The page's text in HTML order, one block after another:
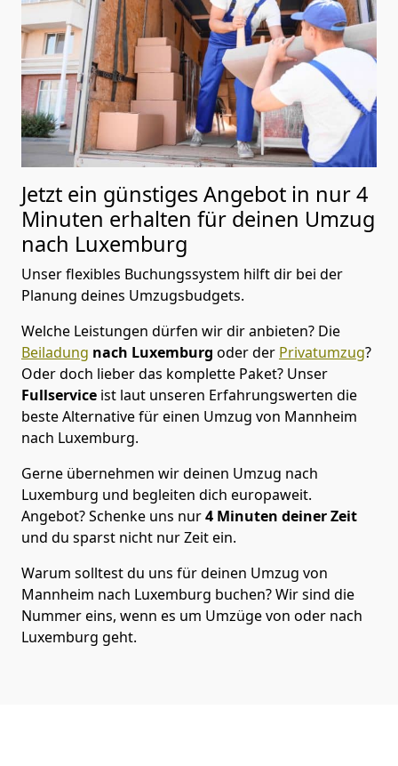
Jetzt ein günstiges Angebot in nur4
Minuten erhalten für deinen Umzug
nach Luxemburg
Unser flexibles Buchungssystem hilft dir bei der
Planung deines Umzugsbudgets.
Welche Leistungen dürfen wir dir anbieten? Die
Beiladung nach Luxemburg oder der Privatumzug?
Oder doch lieber das komplette Paket? Unser
Fullservice ist laut unseren Erfahrungswerten die
beste Alternative für einen Umzug von Mannheim
nach Luxemburg.
Gerne übernehmen wir deinen Umzug nach
Luxemburg und begleiten dich europaweit.
Angebot? Schenke uns nur4 Minuten deiner Zeit
und du sparst nicht nur Zeit ein.
Warum solltest du uns für deinen Umzug von
Mannheim nach Luxemburg buchen? Wir sind die
Nummer eins, wenn es um Umzüge von oder nach
Luxemburg geht.